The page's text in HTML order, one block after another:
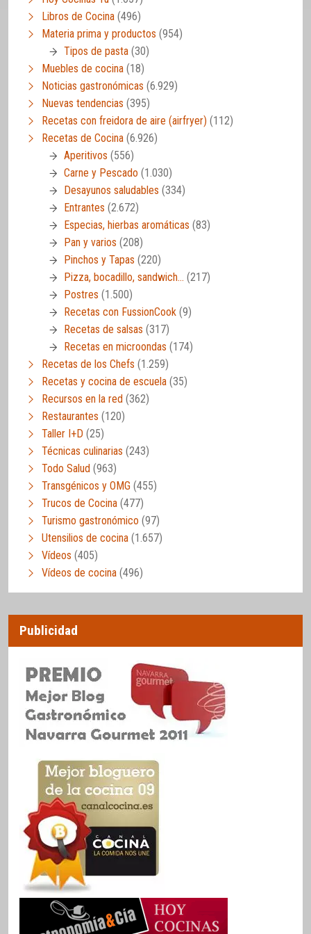
Libros de Cocina (496)
Materia prima y productos (954)
Tipos de pasta (30)
Muebles de cocina (18)
Noticias gastronómicas (6.929)
Nuevas tendencias (395)
Recetas con freidora de aire (airfryer) (112)
Recetas de Cocina (6.926)
Aperitivos (556)
Carne y Pescado (1.030)
Desayunos saludables (334)
Entrantes (2.672)
Especias, hierbas aromáticas (83)
Pan y varios (208)
Pinchos y Tapas (220)
Pizza, bocadillo, sandwich… (217)
Postres (1.500)
Recetas con FussionCook (9)
Recetas de salsas (317)
Recetas en microondas (174)
Recetas de los Chefs (1.259)
Recetas y cocina de escuela (35)
Recursos en la red (362)
Restaurantes (120)
Taller I+D (25)
Técnicas culinarias (243)
Todo Salud (963)
Transgénicos y OMG (455)
Trucos de Cocina (477)
Turismo gastronómico (97)
Utensilios de cocina (1.657)
Vídeos (405)
Vídeos de cocina (496)
Publicidad